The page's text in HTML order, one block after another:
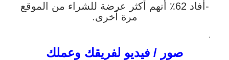
-أفاد 62٪ أنهم أكثر عرضة للشراء من الموقع
مرة أخرى.
.
صور / فيديو لفريقك وعملك